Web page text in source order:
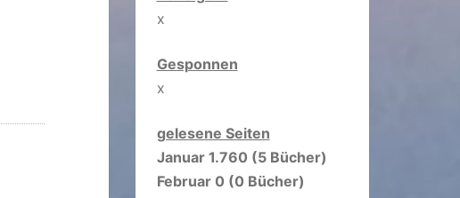
x
Gesponnen
x
gelesene Seiten
Januar 1.760 (5 Bücher)
Februar 0 (0 Bücher)